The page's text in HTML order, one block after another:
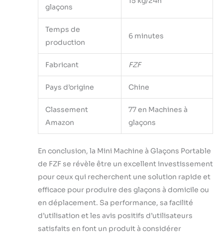
FZF est un excellent
choix pour les
les petites fêtes et
répondre à vos
glaçons
Temps de
production
6 minutes
Fabricant FZF
Pays d’origine Chine
Classement
Amazon
77 en Machines à
glaçons
En conclusion, la Mini Machine à Glaçons Portable
de FZF se révèle être un excellent investissement
pour ceux qui recherchent une solution rapide et
efficace pour produire des glaçons à domicile ou
en déplacement. Sa performance, sa facilité
d’utilisation et les avis positifs d’utilisateurs
satisfaits en font un produit à considérer